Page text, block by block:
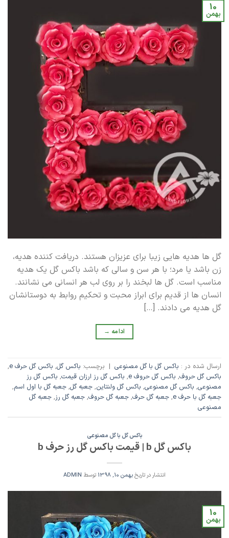
10
بهمن
گل ها هدیه هایی زیبا برای عزیزان هستند. دریافت کننده هدیه،
زن باشد یا مرد؛ با هر سن و سالی که باشد باکس گل یک هدیه
مناسب است. گل ها لبخند را بر روی لب هر انسانی می نشانند.
انسان ها از قدیم برای ابراز محبت و تحکیم روابط به دوستانشان
گل هدیه می دادند. […]
ادامه →
ارسال شده در : باکس گل با گل مصنوعی | برچسب: باکس گل, باکس گل حرف e
,
باکس گل حروف, باکس گل حروف e , باکس گل رز ارزان قیمت, باکس گل رز
مصنوعی, باکس گل مصنوعی, باکس گل ولنتاین, جعبه گل, جعبه گل با اول اسم,
جعبه گل با حرف e
, جعبه گل حرف, جعبه گل حروف, جعبه گل رز, جعبه گل
مصنوعی
باکس گل با گل مصنوعی
باکس گل b | قیمت باکس گل رز حرف b
انتشار در تاریخبهمن 10, 1398 توسط ADMIN
10
بهمن